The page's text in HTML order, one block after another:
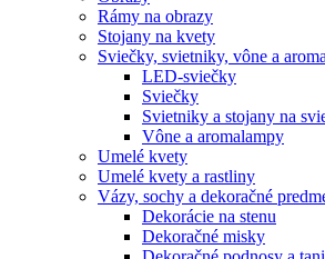
Rámy na obrazy
Stojany na kvety
Sviečky, svietniky, vône a
LED-sviečky
Sviečky
Svietniky a stojany na
Vône a aromalampy
Umelé kvety
Umelé kvety a rastliny
Vázy, sochy a dekoračné
Dekorácie na stenu
Dekoračné misky